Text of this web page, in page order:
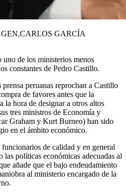
CARLOS GARCÍA
de los ministerios menos
constantes de Pedro Castillo.
peruanas reprochan a Castillo
de favores antes que la
la hora de designar a otros altos
tres ministros de Economía y
Graham y Kurt Burneo) han sido
en el ámbito económico.
de calidad y en general
políticas económicas adecuadas al
añade que el bajo endeudamiento
al ministerio encargado de la